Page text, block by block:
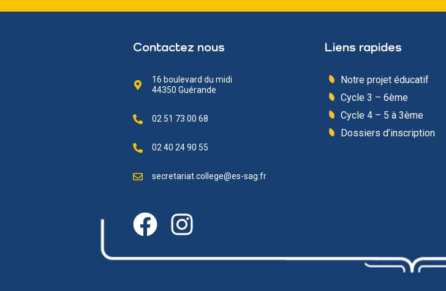
Contactez nous
16 boulevard du midi
44350 Guérande
02 51 73 00 68
02 40 24 90 55
secretariat.college@es-sag.fr
Liens rapides
Notre projet éducatif
Cycle 3 – 6ème
Cycle 4 – 5 à 3ème
Dossiers d’inscription